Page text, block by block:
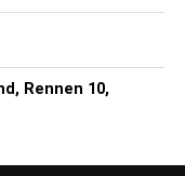
Rennen 10,